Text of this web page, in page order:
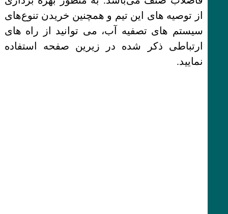
از توصیه های این تیم و همچنین خریدن تنوع‌های
سیستم های تصفیه آب، می توانید از راه های
ارتباطی ذکر شده در زیرین صفحه استفاده
نمایید.